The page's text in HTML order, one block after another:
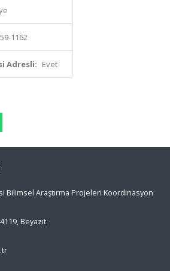
1162
Adresli: Evet
Bilimsel Araştırma Projeleri Koordinasyon
Beyazıt